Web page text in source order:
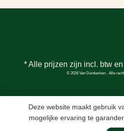
* Alle prijzen zijn incl. btw
© 2026 Van Duinkerken - Alle
Deze website maakt gebruik
mogelijke ervaring te